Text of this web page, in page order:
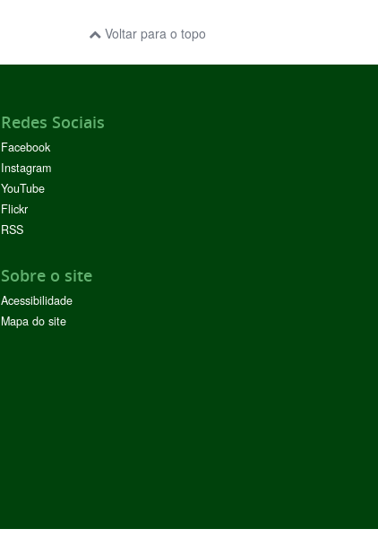
Voltar para o topo
Redes Sociais
Facebook
Instagram
YouTube
Flickr
RSS
Sobre o site
Acessibilidade
Mapa do site